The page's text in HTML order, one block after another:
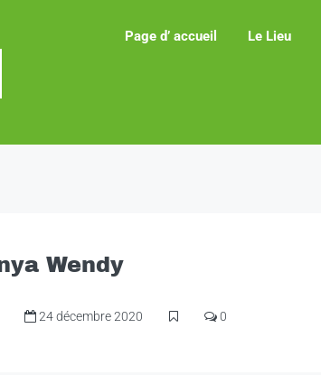
Page d’ accueil Le Lieu
Wendy
24 décembre 2020 0